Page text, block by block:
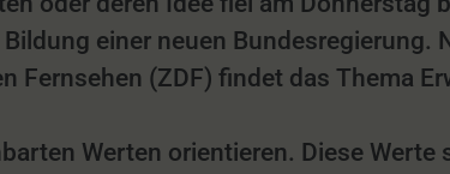
einer neuen Bundesregierung.
(ZDF) findet das Thema
Werten orientieren. Diese Werte